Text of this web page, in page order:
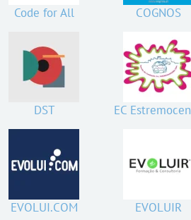
Code for All COGNOS
DST EC
EVOLUI.COM EVOLUIR